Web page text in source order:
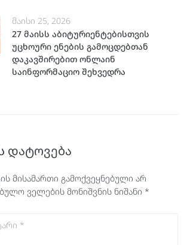
მაისი 25, 2026
27 მაისს აბიტურიენტებისთვის
უცხოური ენების გამოცდებთან
დაკავშირებით ონლაინ
საინფორმაციო შეხვედრა
დატოვება
მისამართი გამოქვეყნებული არ
ველების მონიშვნის ნიშანი *